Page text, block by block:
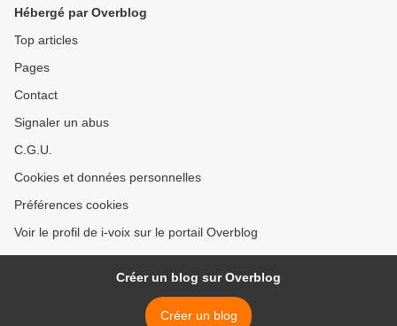
Hébergé par Overblog
Top articles
Pages
Contact
Signaler un abus
C.G.U.
Cookies et données personnelles
Préférences cookies
Voir le profil de i-voix sur le portail Overblog
Créer un blog sur Overblog
Créer un blog